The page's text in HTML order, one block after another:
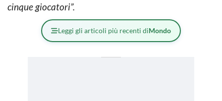
cinque giocatori”.
Leggi gli articoli più recenti diMondo